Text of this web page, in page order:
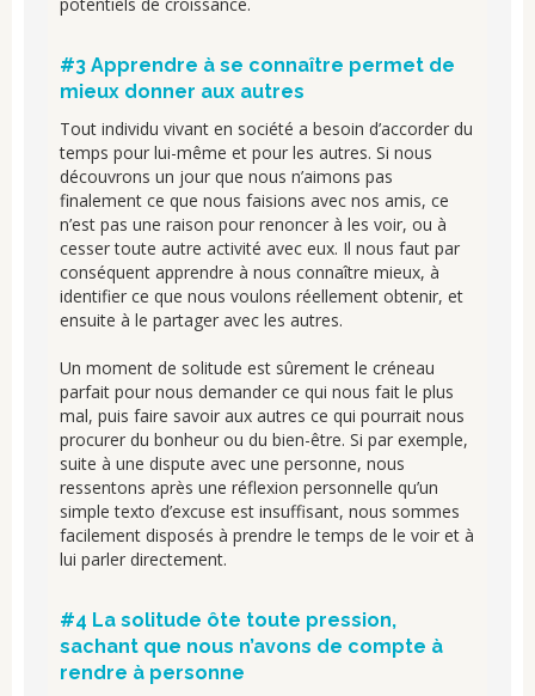
#3 Apprendre à se connaître permet de
mieux donner aux autres
Tout individu vivant en société a besoin d’accorder du
temps pour lui-même et pour les autres. Si nous
découvrons un jour que nous n’aimons pas
finalement ce que nous faisions avec nos amis, ce
n’est pas une raison pour renoncer à les voir, ou à
cesser toute autre activité avec eux. Il nous faut par
conséquent apprendre à nous connaître mieux, à
identifier ce que nous voulons réellement obtenir, et
ensuite à le partager avec les autres.
Un moment de solitude est sûrement le créneau
parfait pour nous demander ce qui nous fait le plus
mal, puis faire savoir aux autres ce qui pourrait nous
procurer du bonheur ou du bien-être. Si par exemple,
suite à une dispute avec une personne, nous
ressentons après une réflexion personnelle qu’un
simple texto d’excuse est insuffisant, nous sommes
facilement disposés à prendre le temps de le voir et à
lui parler directement.
#4 La solitude ôte toute pression,
sachant que nous n’avons de compte à
rendre à personne